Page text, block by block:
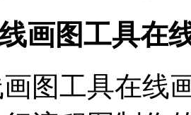
画图工具在
图工具在线